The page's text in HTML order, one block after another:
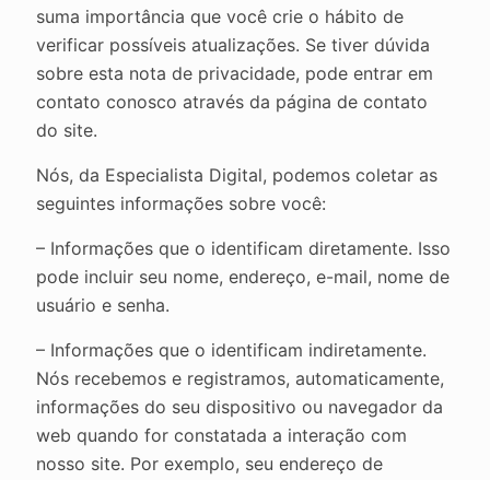
suma importância que você crie o hábito de
verificar possíveis atualizações. Se tiver dúvida
sobre esta nota de privacidade, pode entrar em
contato conosco através da página de contato
do site.
Nós, da Especialista Digital, podemos coletar as
seguintes informações sobre você:
– Informações que o identificam diretamente. Isso
pode incluir seu nome, endereço, e-mail, nome de
usuário e senha.
– Informações que o identificam indiretamente.
Nós recebemos e registramos, automaticamente,
informações do seu dispositivo ou navegador da
web quando for constatada a interação com
nosso site. Por exemplo, seu endereço de